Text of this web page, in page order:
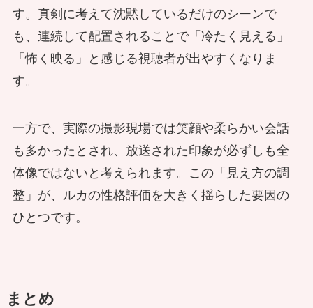
す。真剣に考えて沈黙しているだけのシーンで
も、連続して配置されることで「冷たく見える」
「怖く映る」と感じる視聴者が出やすくなりま
す。
一方で、実際の撮影現場では笑顔や柔らかい会話
も多かったとされ、放送された印象が必ずしも全
体像ではないと考えられます。この「見え方の調
整」が、ルカの性格評価を大きく揺らした要因の
ひとつです。
まとめ